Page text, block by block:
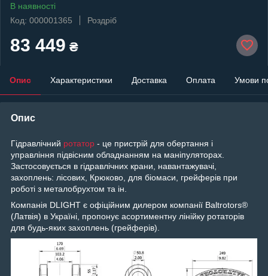
В наявності
Код: 000001365
Роздріб
83 449 ₴
Опис Характеристики Доставка Оплата Умови
Опис
Гідравлічний ротатор - це пристрій для обертання і
управління підвісним обладнанням на маніпуляторах.
Застосовується в гідравлічних крани, навантажувачі,
захоплень: лісових, Крюково, для біомаси, грейферів при
роботі з металобрухтом та ін.
Компанія DLIGHT є офіційним дилером компанії Baltrotors®
(Латвія) в Україні, пропонує асортиментну лінійку ротаторів
для будь-яких захоплень (грейферів).